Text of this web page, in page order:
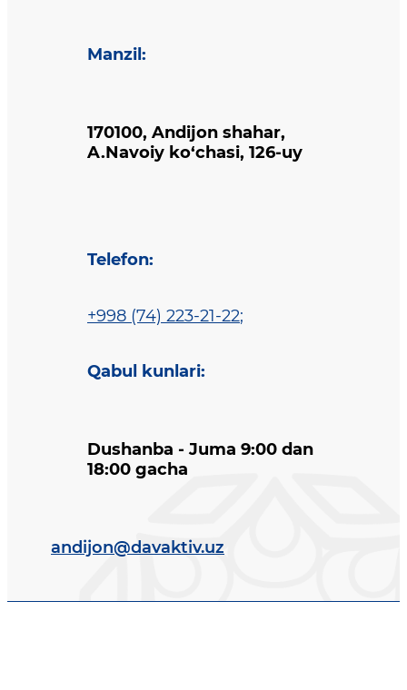
Manzil :
170100, Andijon shahar,
A.Navoiy ko‘chasi, 126-uy
Telefon:
+998 (74) 223-21-22;
Qabul kunlari:
Dushanba - Juma 9:00 dan
18:00 gacha
andijon@davaktiv.uz